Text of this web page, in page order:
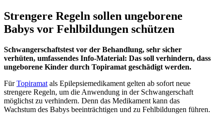
Strengere Regeln sollen ungeborene
Babys vor Fehlbildungen schützen
Schwangerschaftstest vor der Behandlung, sehr sicher
verhüten, umfassendes Info-Material: Das soll verhindern, dass
ungeborene Kinder durch Topiramat geschädigt werden.
FürTopiramat als Epilepsiemedikament gelten ab sofort neue
strengere Regeln, um die Anwendung in der Schwangerschaft
möglichst zu verhindern. Denn das Medikament kann das
Wachstum des Babys beeinträchtigen und zu Fehlbildungen führen.